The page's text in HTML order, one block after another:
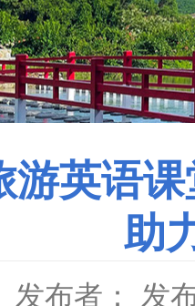
游英语
助
发布者： 发